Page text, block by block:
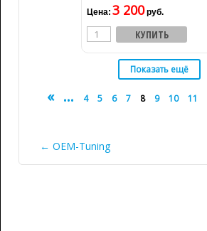
Цена: 3 200руб.
« ... 4 5 6 7 8 9 10 11
← OEM-Tuning